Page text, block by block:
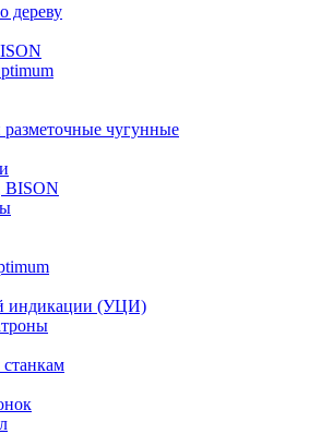
дереву
чугунные
BISON
индикации (УЦИ)